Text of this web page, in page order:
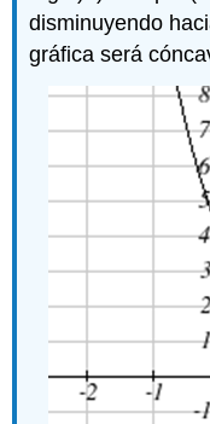
disminuyendo
gráfica será